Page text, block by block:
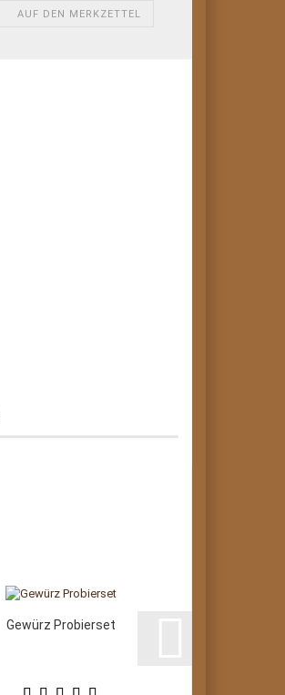
AUF DEN MERKZETTEL
Gewürz Probierset